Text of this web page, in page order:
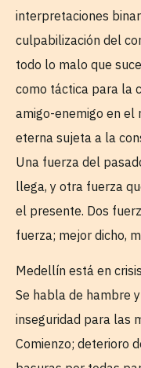
interpretaciones
culpabilización del
todo lo malo que
como táctica para la
amigo-enemigo en el
eterna sujeta a la
Una fuerza del
llega, y otra fuerza
el presente. Dos
fuerza; mejor dicho,
Medellín está en
Se habla de hambre
inseguridad para las
Comienzo; deterioro